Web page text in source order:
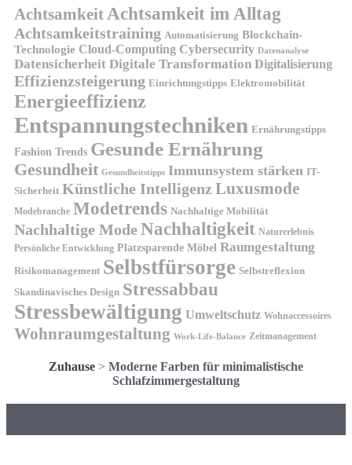
AchtsamkeitAchtsamkeit im Alltag
Achtsamkeitstraining Automatisierung Blockchain-
Technologie Cloud-Computing Cybersecurity Datenanalyse
Datensicherheit Digitale Transformation Digitalisierung
Effizienzsteigerung Einrichtungstipps Elektromobilität
Energieeffizienz
Entspannungstechniken Ernährungstipps
Fashion Trends Gesunde Ernährung
Gesundheit Gesundheitstipps Immunsystem stärken IT-
Sicherheit Künstliche IntelligenzLuxusmode
Modebranche Modetrends Nachhaltige Mobilität
Nachhaltige ModeNachhaltigkeit Naturerlebnis
Persönliche Entwicklung Platzsparende Möbel Raumgestaltung
Risikomanagement Selbstfürsorge Selbstreflexion
Skandinavisches Design Stressabbau
Stressbewältigung Umweltschutz Wohnaccessoires
Wohnraumgestaltung Work-Life-Balance Zeitmanagement
Zuhause > Moderne Farben für minimalistische
Schlafzimmergestaltung